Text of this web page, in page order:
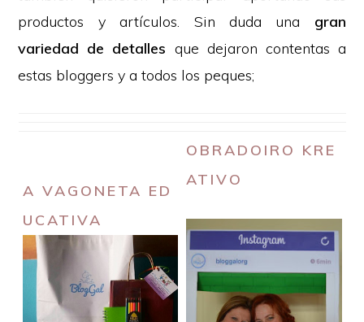
productos y artículos. Sin duda una gran
variedad de detalles que dejaron contentas a
estas bloggers y a todos los peques;
A VAGONETA ED
UCATIVA
OBRADOIRO KRE
ATIVO